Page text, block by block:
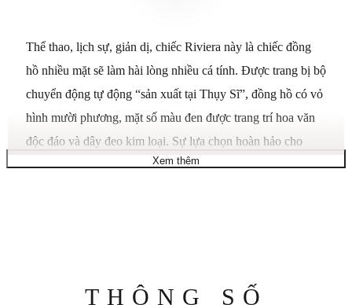
Thể thao, lịch sự, giản dị, chiếc Riviera này là chiếc đồng
hồ nhiều mặt sẽ làm hài lòng nhiều cá tính. Được trang bị bộ
chuyển động tự động “sản xuất tại Thụy Sĩ”, đồng hồ có vỏ
hình mười phương, mặt số màu đen được trang trí hoa văn
độc đáo và dây đeo kim loại. Sự lựa chọn hoàn hảo cho
những người tìm kiếm sự linh hoạt
được trang bị bốn ốc vít, bộ chuyển động tự lên dây cót
Xem thêm
THÔNG SỐ